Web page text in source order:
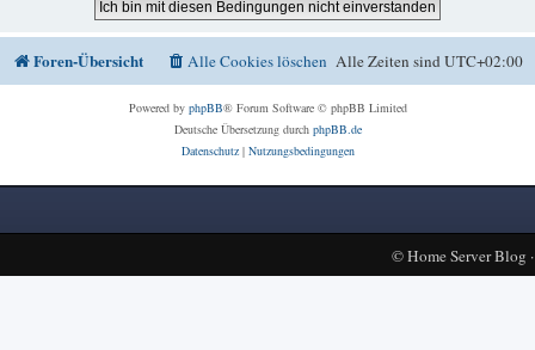
Foren-Übersicht Alle Zeiten sindUTC+02:00
Alle Cookies löschen
Powered by phpBB® Forum Software © phpBB Limited
Deutsche Übersetzung durch phpBB.de
Datenschutz| Nutzungsbedingungen
©Home Server Blog